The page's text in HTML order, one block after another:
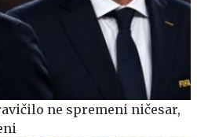
ne spremeni ničesar,